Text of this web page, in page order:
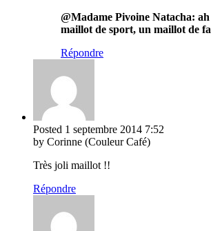
@Madame Pivoine Natacha: ah
maillot de sport, un maillot de
Répondre
Posted 1 septembre 2014 7:52
by Corinne (Couleur Café)
Très joli maillot !!
Répondre